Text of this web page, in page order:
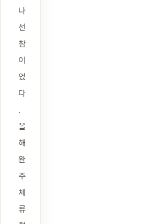
나
선
참
이
었
다
.
올
해
완
주
체
류